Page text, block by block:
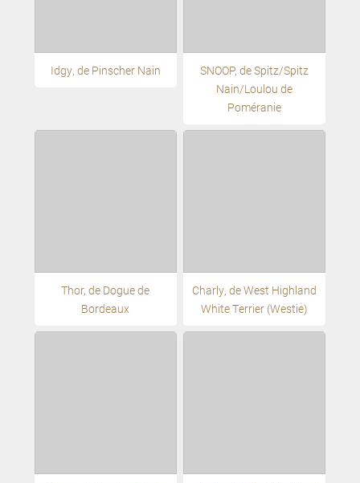
Idgy, de Pinscher Nain
SNOOP, de Spitz/Spitz
Nain/Loulou de
Poméranie
Thor, de Dogue de
Bordeaux
Charly, de West Highland
White Terrier (Westie)